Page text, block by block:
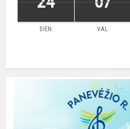
DIEN. VAL.